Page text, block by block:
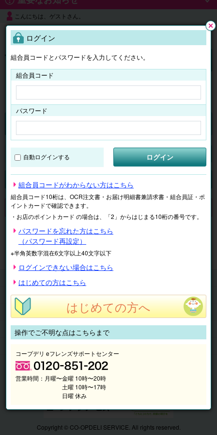
こんにちは、ゲストさん。
よくある質問
ログイン
チケット マイページ
検索
申し訳ございません。 現在、該当商品は、お取扱いしておりません。
マイページ 注文履歴
抽選結果
請求内容
チケット
くらしのサービス
このサイトの使い方
マイページ
Copyright © CO-OPDELI SERVICE. All rights reserved.
ログイン
組合員コードとパスワードを入力してください。
組合員コード
パスワード
自動ログインする ログイン
組合員コードがわからない方はこちら
組合員コード10桁は、OCR注文書・お届け明細書兼請求書・組合員証・ポ
イントカードで確認できます。
・お店のポイントカード の場合は、「2」からはじまる10桁の番号です。
パスワードを忘れた方はこちら
（パスワード再設定）
※半角英数字混在6文字以上40文字以下
ログインできない場合はこちら
はじめての方はこちら
はじめての方へ
操作でご不明な点はこちらまで
コープデリ eフレンズサポートセンター
営業時間： 月曜〜金曜 10時〜20時
土曜 10時〜17時
日曜 休み